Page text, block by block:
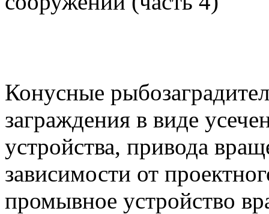
Конусные
заграждения в виде
устройства, привода
зависимости от
промывное устройство